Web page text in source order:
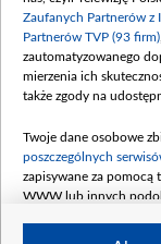
Data
(wpłata
Data
kwiecień
czerwca
4
Zaufanych Partnerów z
Partnerów TVP (93 firm)
zautomatyzowanego
mierzenia ich
także zgody na
Twoje dane osobowe
poszczególnych
zapisywane za
WWW lub innych